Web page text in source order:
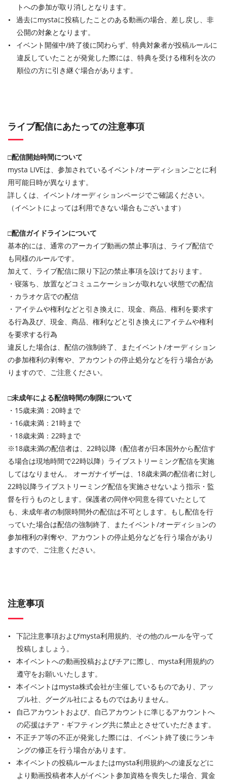
トへの参加が取り消しとなります。
過去にmystaに投稿したことのある動画の場合、差し戻し、非
公開の対象となります。
イベント開催中/終了後に関わらず、特典対象者が投稿ルールに
違反していたことが発覚した際には、特典を受ける権利を次の
順位の方に引き継ぐ場合があります。
ライブ配信にあたっての注意事項
□配信開始時間について
mysta LIVEは、参加されているイベント/オーディションごとに利
用可能日時が異なります。
詳しくは、イベント/オーディションページでご確認ください。
（イベントによっては利用できない場合もございます）
□配信ガイドラインについて
基本的には、通常のアーカイブ動画の禁止事項は、ライブ配信で
も同様のルールです。
加えて、ライブ配信に限り下記の禁止事項を設けております。
・寝落ち、放置などコミュニケーションが取れない状態での配信
・カラオケ店での配信
・アイテムや権利などと引き換えに、現金、商品、権利を要求す
る行為及び、現金、商品、権利などと引き換えにアイテムや権利
を要求する行為
違反した場合は、配信の強制終了、またイベント/オーディション
の参加権利の剥奪や、アカウントの停止処分などを行う場合があ
りますので、ご注意ください。
□未成年による配信時間の制限について
・15歳未満：20時まで
・16歳未満：21時まで
・18歳未満：22時まで
※18歳未満の配信者は、22時以降（配信者が日本国外から配信す
る場合は現地時間で22時以降）ライブストリーミング配信を実施
してはなりません。 オーガナイザーは、18歳未満の配信者に対し
22時以降ライブストリーミング配信を実施させないよう指示・監
督を行うものとします。保護者の同伴や同意を得ていたとして
も、未成年者の制限時間外の配信は不可とします。もし配信を行
っていた場合は配信の強制終了、またイベント/オーディションの
参加権利の剥奪や、アカウントの停止処分などを行う場合があり
ますので、ご注意ください。
注意事項
下記注意事項およびmysta利用規約、その他のルールを守って
投稿しましょう。
本イベントへの動画投稿およびチアに際し、mysta利用規約の
遵守をお願いいたします。
本イベントはmysta株式会社が主催しているものであり、アッ
プル社、グーグル社によるものではありません。
自己アカウントおよび、自己アカウントに準じるアカウントへ
の応援はチア・ギフティング共に禁止とさせていただきます。
不正チア等の不正が発覚した際には、イベント終了後にランキ
ングの修正を行う場合があります。
本イベントの投稿ルールまたはmysta利用規約への違反などに
より動画投稿者本人がイベント参加資格を喪失した場合、賞金